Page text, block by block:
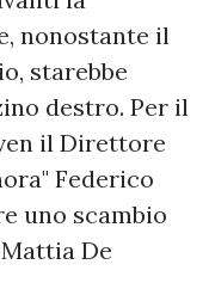
nonostante il
starebbe
destro. Per il
il Direttore
Federico
uno scambio
De